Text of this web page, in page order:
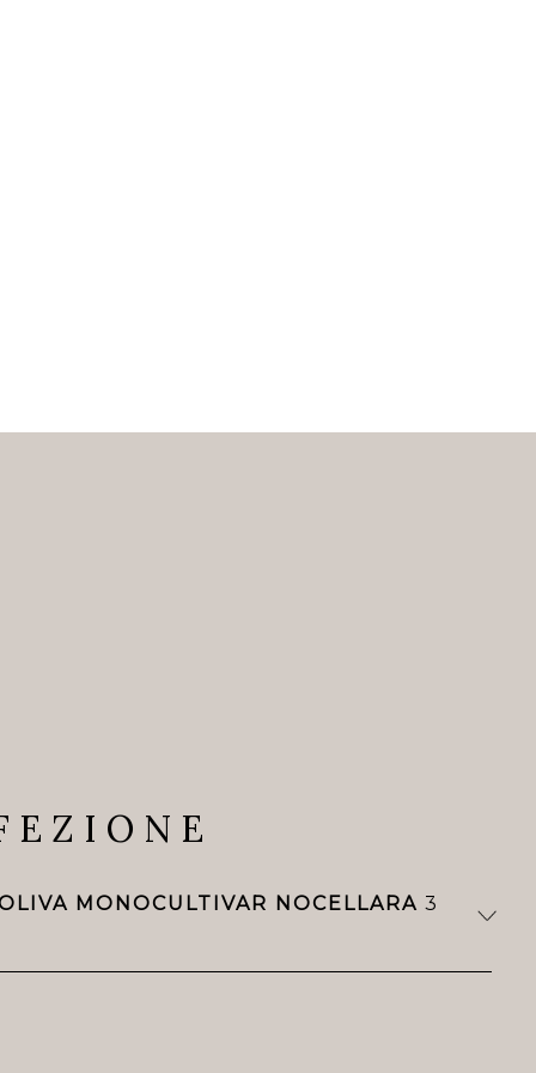
MONOCULTIVAR NOCELLARA 3